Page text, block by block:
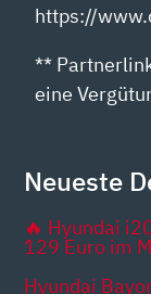
https://
**
eine
Neueste
🔥 Hyundai
129 Euro im
Hyundai